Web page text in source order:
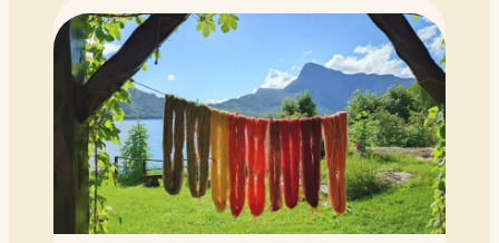
Junior
Ranger
Camp
2025